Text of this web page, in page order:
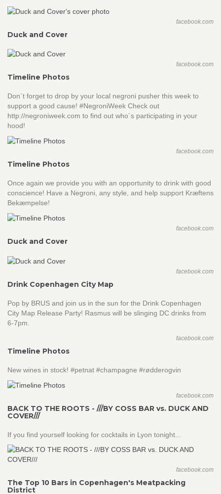
facebook.com
Duck and Cover
facebook.com
Timeline Photos
Don´t forget to drop by your local negroni pusher this week to
support a good cause! #NegroniWeek Check out
http://negroniweek.com to find out who´s participating in your
hood!
facebook.com
Timeline Photos
Once again we provide you with an opportunity to drink with good
conscience! Have a Negroni, any style, and help support Kræftens
Bekæmpelse!
facebook.com
Duck and Cover
facebook.com
Drink Copenhagen City Map
Pop by BRUS and join us in the sun for the Drink Copenhagen
City Map Release Party! Rasmus will be slinging DC drinks from
6-7pm.
facebook.com
Timeline Photos
New wines in stock! #petnat #champagne #rødderogvin
facebook.com
BACK TO THE ROOTS - ///BY COSS BAR vs. DUCK AND
COVER///
If you find yourself looking for cocktails in Lyon tonight...
facebook.com
The Top 10 Bars in Copenhagen's Meatpacking
District